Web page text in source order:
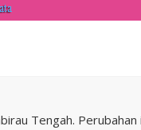
Tengah. Perubahan